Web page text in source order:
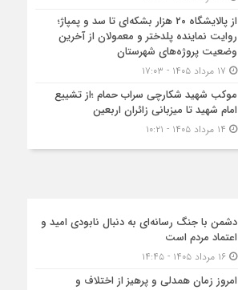
از پالایشگاه ۲۰ هزار بشکه‌ای تا سد و پمپاژ؛
روایت نماینده پلدختر و معمولان از آخرین
وضعیت پروژه‌های شهرستان
موکب شهید شکارچی سراب حمام ؛از تشییع
امام شهید تا میزبانی زائران اربعین
دشمن با جنگ رسانه‌ای به دنبال نابودی امید و
اعتماد مردم است
۱۶ مرداد ۱۴۰۵ - ۱۴:۴۵
امروز زمان همدلی و پرهیز از اختلاف و